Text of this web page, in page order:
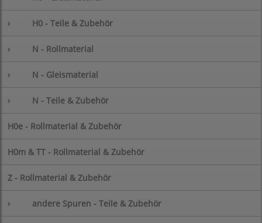
› H0 - Teile & Zubehör
› N - Rollmaterial
› N - Gleismaterial
› N - Teile & Zubehör
H0e - Rollmaterial & Zubehör
H0m & TT - Rollmaterial & Zubehör
Z - Rollmaterial & Zubehör
› andere Spuren - Teile & Zubehör